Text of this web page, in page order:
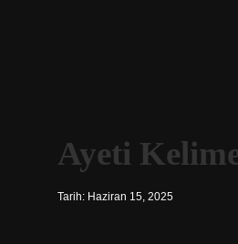
Ayeti
Tarih: Haziran 15, 2025